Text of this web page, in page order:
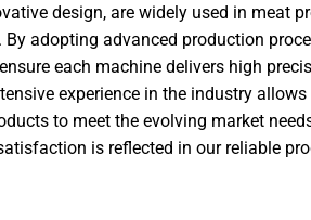
design, are widely used in meat
By adopting advanced production
each machine delivers high
experience in the industry
to meet the evolving market
is reflected in our reliable